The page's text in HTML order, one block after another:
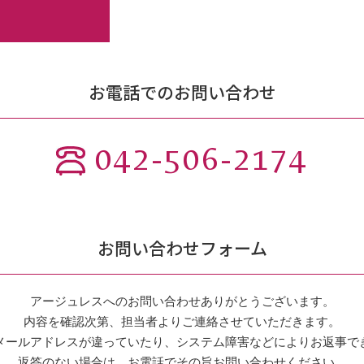
お電話でのお問い合わせ
042-506-2174
お問い合わせフォーム
アージュレスへのお問い合わせありがとうございます。
内容を確認次第、担当者よりご連絡させていただきます。
ルアドレスが違っていたり、システム障害などによりお返事で